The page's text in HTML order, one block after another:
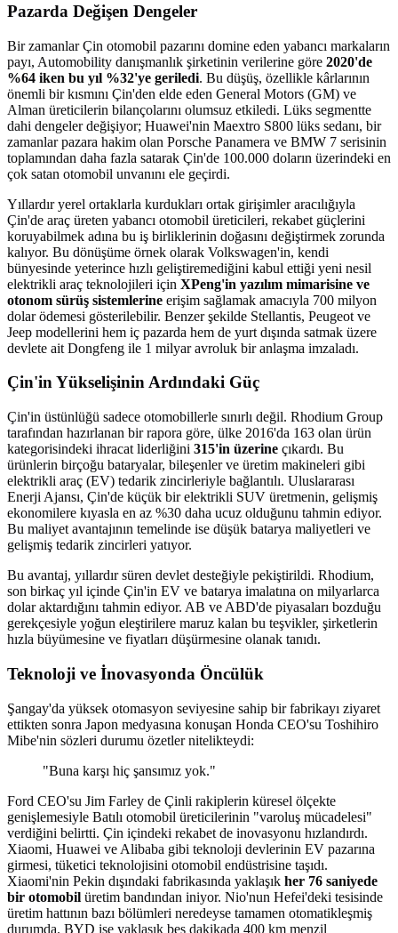
Pazarda Değişen Dengeler
Bir zamanlar Çin otomobil pazarını domine eden yabancı markaların
payı, Automobility danışmanlık şirketinin verilerine göre 2020'de
%64 iken bu yıl %32'ye geriledi. Bu düşüş, özellikle kârlarının
önemli bir kısmını Çin'den elde eden General Motors (GM) ve
Alman üreticilerin bilançolarını olumsuz etkiledi. Lüks segmentte
dahi dengeler değişiyor; Huawei'nin Maextro S800 lüks sedanı, bir
zamanlar pazara hakim olan Porsche Panamera ve BMW 7 serisinin
toplamından daha fazla satarak Çin'de 100.000 doların üzerindeki en
çok satan otomobil unvanını ele geçirdi.
Yıllardır yerel ortaklarla kurdukları ortak girişimler aracılığıyla
Çin'de araç üreten yabancı otomobil üreticileri, rekabet güçlerini
koruyabilmek adına bu iş birliklerinin doğasını değiştirmek zorunda
kalıyor. Bu dönüşüme örnek olarak Volkswagen'in, kendi
bünyesinde yeterince hızlı geliştiremediğini kabul ettiği yeni nesil
elektrikli araç teknolojileri için XPeng'in yazılım mimarisine ve
otonom sürüş sistemlerine erişim sağlamak amacıyla 700 milyon
dolar ödemesi gösterilebilir. Benzer şekilde Stellantis, Peugeot ve
Jeep modellerini hem iç pazarda hem de yurt dışında satmak üzere
devlete ait Dongfeng ile 1 milyar avroluk bir anlaşma imzaladı.
Çin'in Yükselişinin Ardındaki Güç
Çin'in üstünlüğü sadece otomobillerle sınırlı değil. Rhodium Group
tarafından hazırlanan bir rapora göre, ülke 2016'da 163 olan ürün
kategorisindeki ihracat liderliğini 315'in üzerine çıkardı. Bu
ürünlerin birçoğu bataryalar, bileşenler ve üretim makineleri gibi
elektrikli araç (EV) tedarik zincirleriyle bağlantılı. Uluslararası
Enerji Ajansı, Çin'de küçük bir elektrikli SUV üretmenin, gelişmiş
ekonomilere kıyasla en az %30 daha ucuz olduğunu tahmin ediyor.
Bu maliyet avantajının temelinde ise düşük batarya maliyetleri ve
gelişmiş tedarik zincirleri yatıyor.
Bu avantaj, yıllardır süren devlet desteğiyle pekiştirildi. Rhodium,
son birkaç yıl içinde Çin'in EV ve batarya imalatına on milyarlarca
dolar aktardığını tahmin ediyor. AB ve ABD'de piyasaları bozduğu
gerekçesiyle yoğun eleştirilere maruz kalan bu teşvikler, şirketlerin
hızla büyümesine ve fiyatları düşürmesine olanak tanıdı.
Teknoloji ve İnovasyonda Öncülük
Şangay'da yüksek otomasyon seviyesine sahip bir fabrikayı ziyaret
ettikten sonra Japon medyasına konuşan Honda CEO'su Toshihiro
Mibe'nin sözleri durumu özetler nitelikteydi:
"Buna karşı hiç şansımız yok."
Ford CEO'su Jim Farley de Çinli rakiplerin küresel ölçekte
genişlemesiyle Batılı otomobil üreticilerinin "varoluş mücadelesi"
verdiğini belirtti. Çin içindeki rekabet de inovasyonu hızlandırdı.
Xiaomi, Huawei ve Alibaba gibi teknoloji devlerinin EV pazarına
girmesi, tüketici teknolojisini otomobil endüstrisine taşıdı.
Xiaomi'nin Pekin dışındaki fabrikasında yaklaşık her 76 saniyede
bir otomobil üretim bandından iniyor. Nio'nun Hefei'deki tesisinde
üretim hattının bazı bölümleri neredeyse tamamen otomatikleşmiş
durumda. BYD ise yaklaşık beş dakikada 400 km menzil